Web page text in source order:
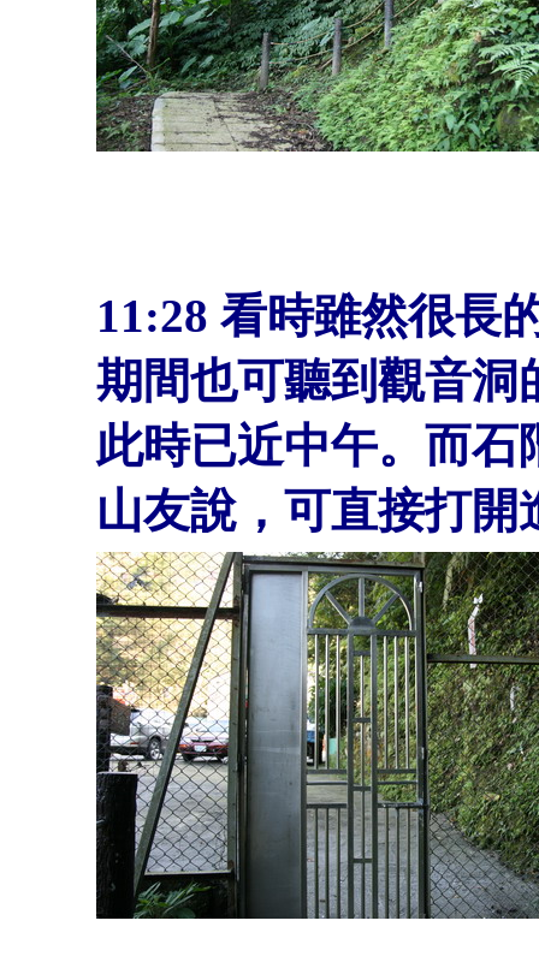
11:28 看時雖然很長
期間也可聽到觀音洞
此時已近中午。而石
山友說，可直接打開